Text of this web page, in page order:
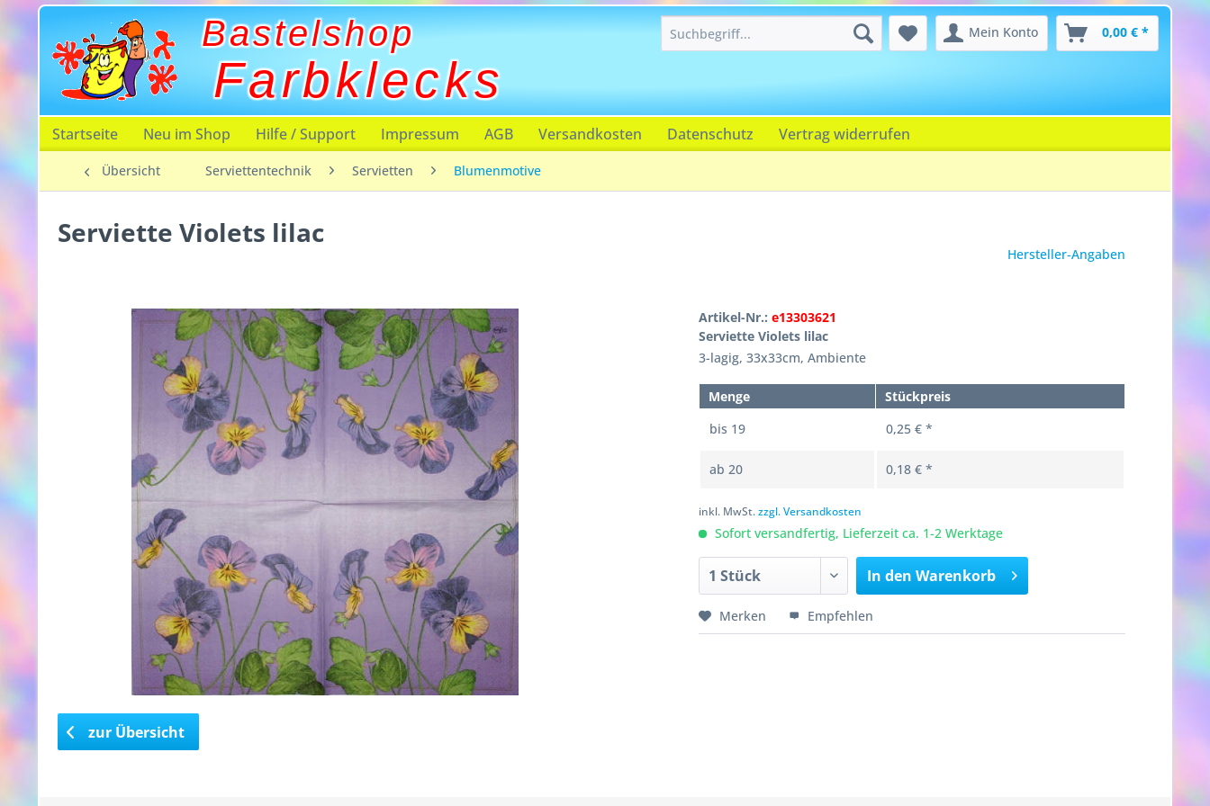
Bastelshop
Farbklecks
Mein Konto 0,00 € *
Startseite Neu im Shop Hilfe / Support Impressum AGB Versandkosten Datenschutz Vertrag widerrufen
Übersicht Serviettentechnik Servietten Blumenmotive
Serviette Violets lilac
Hersteller-Angaben
Artikel-Nr.: e13303621
Serviette Violets lilac
3-lagig, 33x33cm, Ambiente
Menge
Stückpreis
bis 19 0,25 € *
ab 20 0,18 € *
inkl. MwSt.zzgl. Versandkosten
Sofort versandfertig, Lieferzeit ca. 1-2 Werktage
In den Warenkorb
Merken Empfehlen
zur Übersicht